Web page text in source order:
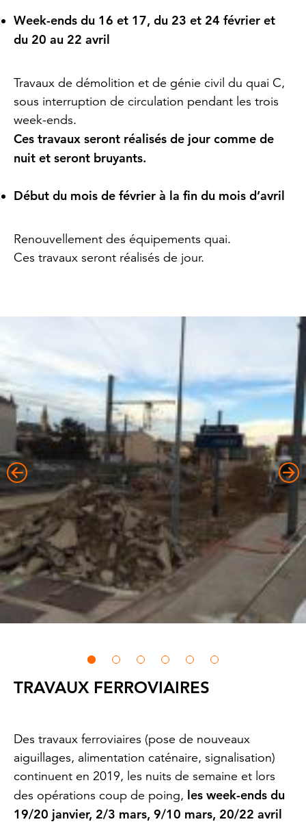
Week-ends du 16 et 17, du 23 et 24 février et
du 20 au 22 avril
Travaux de démolition et de génie civil du quai C,
sous interruption de circulation pendant les trois
week-ends.
Ces travaux seront réalisés de jour comme de
nuit et seront bruyants.
Début du mois de février à la fin du mois d’avril
Renouvellement des équipements quai.
Ces travaux seront réalisés de jour.
TRAVAUX FERROVIAIRES
Des travaux ferroviaires (pose de nouveaux
aiguillages, alimentation caténaire, signalisation)
continuent en 2019, les nuits de semaine et lors
des opérations coup de poing, les week-ends du
19/20 janvier, 2/3 mars, 9/10 mars, 20/22 avril